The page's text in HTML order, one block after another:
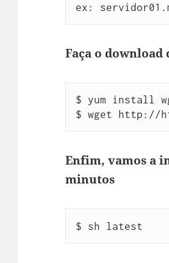
ex:
Faça o
$ yum install
$ wget http://
Enfim, vamos a
minutos
$ sh latest